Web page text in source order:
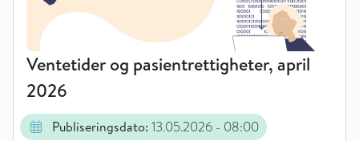
Ventetider og pasientrettigheter, april
2026
Publiseringsdato: 13.05.2026 - 08:00